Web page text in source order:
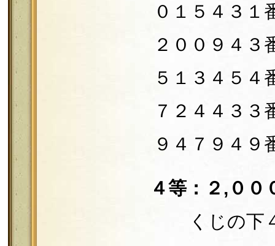
０１５４３１
２００９４３
５１３４５４
７２４４３３
９４７９４９
４等：２,０
くじの下